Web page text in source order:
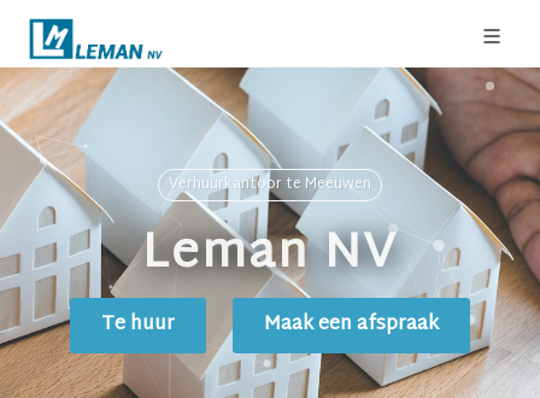
Verhuurkantoor te Meeuwen
Leman NV
Te huur Maak een afspraak